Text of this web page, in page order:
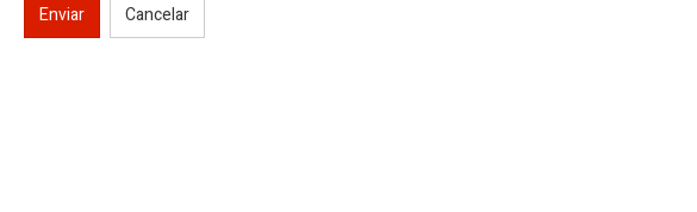
Enviar Cancelar